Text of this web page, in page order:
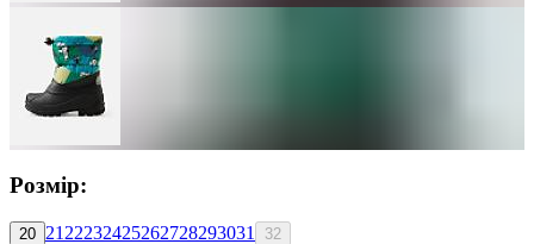
Розмір:
20 21 22232425262728293031 32